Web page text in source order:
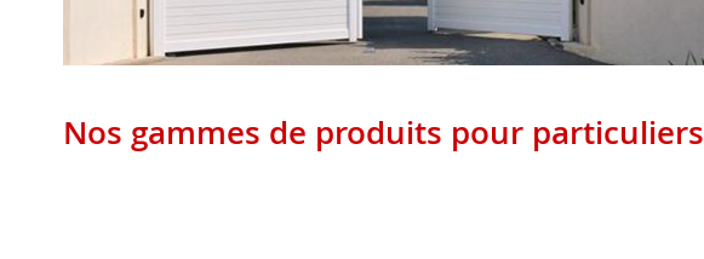
Nos gammes de produits pour particuliers